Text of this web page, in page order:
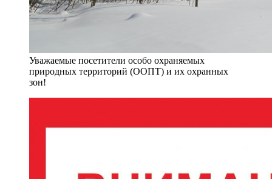
Уважаемые посетители особо охраняемых
природных территорий (ООПТ) и их охранных
зон!